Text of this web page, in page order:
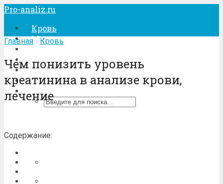
Pro-analiz.ru
Кровь
Моча
Кал
Лечение
Процедуры
Главная › Кровь
Чем понизить уровень
креатинина в анализе крови,
лечение
Содержание: